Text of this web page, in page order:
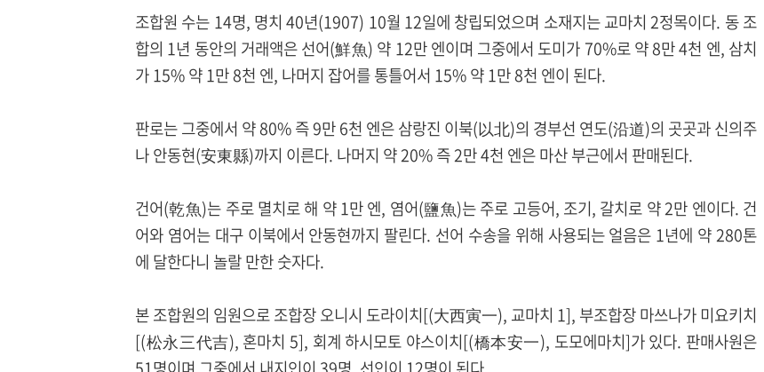
조합원 수는 14명, 명치 40년(1907) 10월 12일에 창립되었으며 소재지는 교마치 2정목이다. 동 조
합의 1년 동안의 거래액은 선어(鮮魚) 약 12만 엔이며 그중에서 도미가 70%로 약 8만 4천 엔, 삼치
가 15% 약 1만 8천 엔, 나머지 잡어를 통틀어서 15% 약 1만 8천 엔이 된다.
판로는 그중에서 약 80% 즉 9만 6천 엔은 삼랑진 이북(以北)의 경부선 연도(沿道)의 곳곳과 신의주
나 안동현(安東縣)까지 이른다. 나머지 약 20% 즉 2만 4천 엔은 마산 부근에서 판매된다.
건어(乾魚)는 주로 멸치로 해 약 1만 엔, 염어(鹽魚)는 주로 고등어, 조기, 갈치로 약 2만 엔이다. 건
어와 염어는 대구 이북에서 안동현까지 팔린다. 선어 수송을 위해 사용되는 얼음은 1년에 약 280톤
에 달한다니 놀랄 만한 숫자다.
본 조합원의 임원으로 조합장 오니시 도라이치[(大西寅一), 교마치 1], 부조합장 마쓰나가 미요키치
[(松永三代吉), 혼마치 5], 회계 하시모토 야스이치[(橋本安一), 도모에마치]가 있다. 판매사원은